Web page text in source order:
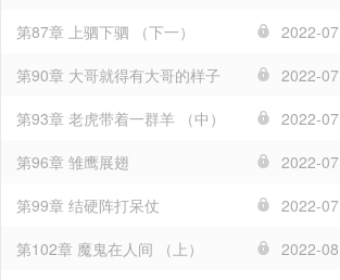
第87章 上驷下驷 （下一）
2022-07
第90章 大哥就得有大哥的样子
2022-07
第93章 老虎带着一群羊 （中）
2022-07
第96章 雏鹰展翅
2022-07
第99章 结硬阵打呆仗
2022-07
第102章 魔鬼在人间 （上）
2022-08